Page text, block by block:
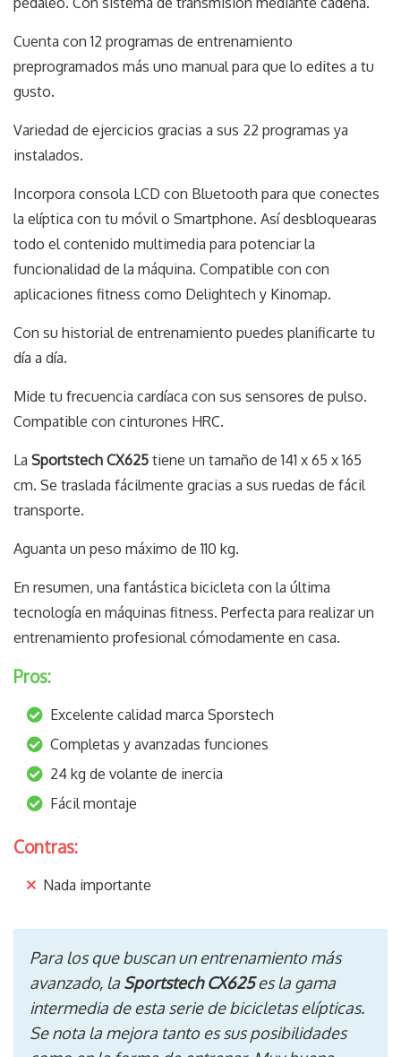
Cuenta con 12 programas de entrenamiento
preprogramados más uno manual para que lo edites a tu
gusto.
Variedad de ejercicios gracias a sus 22 programas ya
instalados.
Incorpora consola LCD con Bluetooth para que conectes
la elíptica con tu móvil o Smartphone. Así desbloquearas
todo el contenido multimedia para potenciar la
funcionalidad de la máquina. Compatible con con
aplicaciones fitness como Delightech y Kinomap.
Con su historial de entrenamiento puedes planificarte tu
día a día.
Mide tu frecuencia cardíaca con sus sensores de pulso.
Compatible con cinturones HRC.
La Sportstech CX625 tiene un tamaño de 141 x 65 x 165
cm. Se traslada fácilmente gracias a sus ruedas de fácil
transporte.
Aguanta un peso máximo de 110 kg.
En resumen, una fantástica bicicleta con la última
tecnología en máquinas fitness. Perfecta para realizar un
entrenamiento profesional cómodamente en casa.
Pros:
Excelente calidad marca Sporstech
Completas y avanzadas funciones
24 kg de volante de inercia
Fácil montaje
Contras:
Nada importante
Para los que buscan un entrenamiento más
avanzado, laSportstech CX625es la gama
intermedia de esta serie de bicicletas elípticas.
Se nota la mejora tanto es sus posibilidades